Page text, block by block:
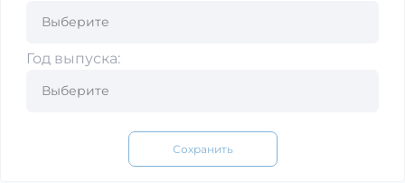
Год выпуска:
Сохранить